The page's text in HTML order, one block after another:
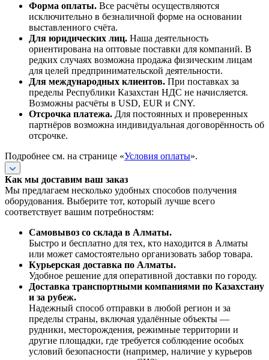
Форма оплаты. Все расчёты осуществляются
исключительно в безналичной форме на основании
выставленного счёта.
Для юридических лиц. Наша деятельность
ориентирована на оптовые поставки для компаний. В
редких случаях возможна продажа физическим лицам
для целей предпринимательской деятельности.
Для международных клиентов. При поставках за
пределы Республики Казахстан НДС не начисляется.
Возможны расчёты в USD, EUR и CNY.
Отсрочка платежа. Для постоянных и проверенных
партнёров возможна индивидуальная договорённость об
отсрочке.
Подробнее см. на странице «Условия оплаты».
Как мы доставим ваш заказ
Мы предлагаем несколько удобных способов получения
оборудования. Выберите тот, который лучше всего
соответствует вашим потребностям:
Самовывоз со склада в Алматы.
Быстро и бесплатно для тех, кто находится в Алматы
или может самостоятельно организовать забор товара.
Курьерская доставка по Алматы.
Удобное решение для оперативной доставки по городу.
Доставка транспортными компаниями по Казахстану
и за рубеж.
Надежный способ отправки в любой регион и за
пределы страны, включая удалённые объекты —
рудники, месторождения, режимные территории и
другие площадки, где требуется соблюдение особых
условий безопасности (например, наличие у курьеров